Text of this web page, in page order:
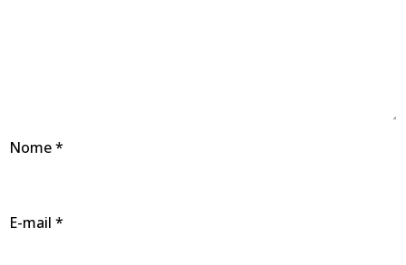
Nome*
E-mail *